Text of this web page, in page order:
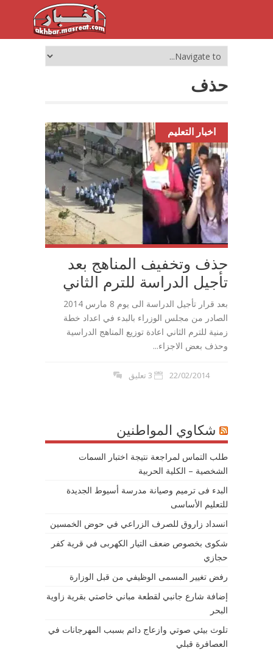
حذف
اخبار التعليم
حذف وتخفيف المناهج بعد
تأجيل الدراسة للترم الثاني
بعد قرار تأجيل الدراسة الى يوم 8 مارس 2014
الصادر من مجلس الوزراء بالبدء في اعداد خطة
زمنية للترم الثاني اعادة توزيع المناهج الدراسية
وحذف بعض الاجزاء...
22/02/2014 3 تعليق
شكاوي المواطنين
طلب التماس لمراجعة نتيجة اختبار السمات
الشخصية – الكلية الحربية
البدء فى ترميم وصيانة مدرسة أسيوط الجديدة
للتعليم الأساسى
انسداد زاروق للصرف الزراعي في حوض الخمسين
شكوى بخصوص ضعف التيار الكهربى في قرية كفر
حجازي
رفض تغيير المسمى الوظيفي من قبل الوزارة
إضافة شارع جانبي لقطعة مباني خاصتي بقرية زاوية
البحر
تلوث بيئي صوتي وازعاج دائم بسبب المهرجانات في
العصافرة قبلي